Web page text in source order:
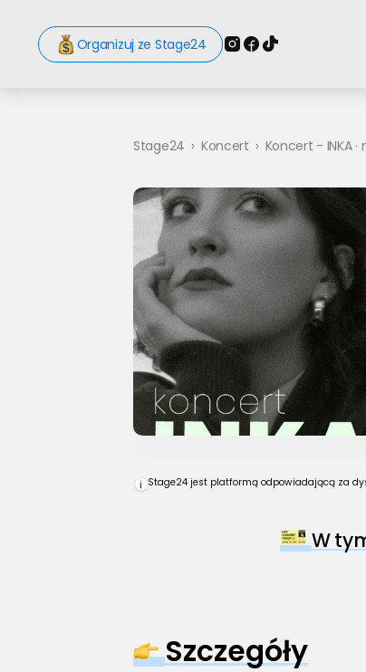
Organizuj ze Stage24
Stage24 › Koncert › Koncert - INKA
i Stage24 jest platformą odpowiadającą za
W
Szczegóły